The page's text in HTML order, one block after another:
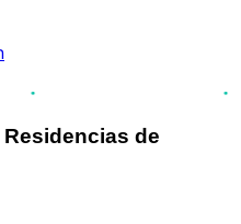
Pago fraccionado disponible
de